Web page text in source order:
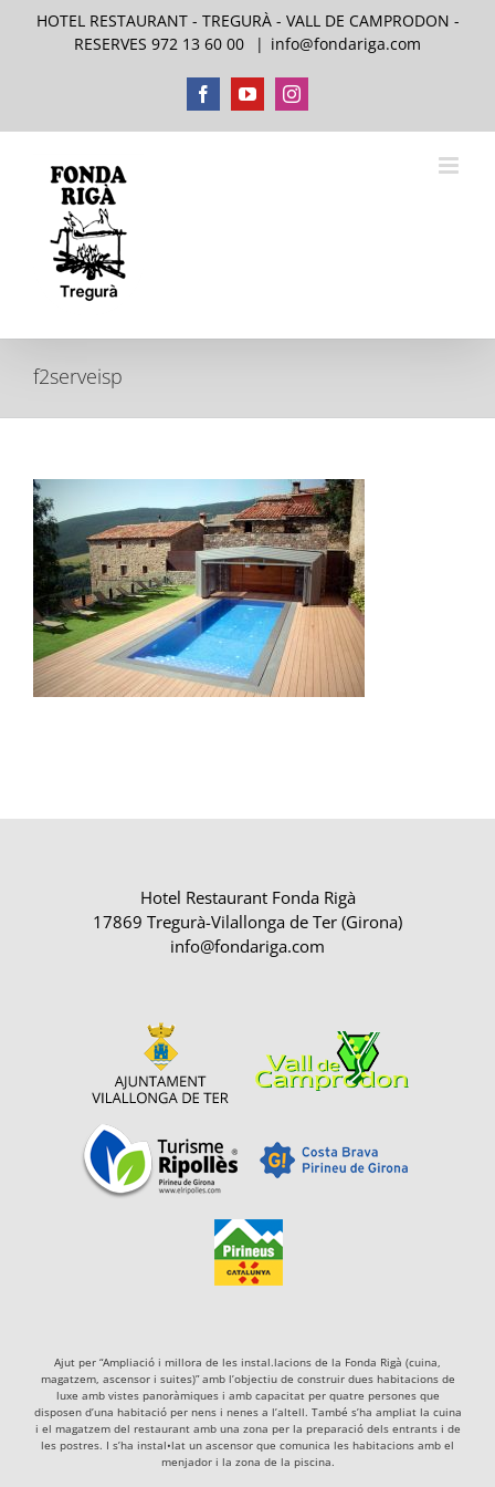
HOTEL RESTAURANT - TREGURÀ - VALL DE CAMPRODON -
RESERVES 972 13 60 00
| info@fondariga.com
FacebookYouTubeInstagram
f2serveisp
Hotel Restaurant Fonda Rigà
17869 Tregurà-Vilallonga de Ter (Girona)
info@fondariga.com
Ajut per “Ampliació i millora de les instal.lacions de la Fonda Rigà (cuina,
magatzem, ascensor i suites)” amb l’objectiu de construir dues habitacions de
luxe amb vistes panoràmiques i amb capacitat per quatre persones que
disposen d’una habitació per nens i nenes a l’altell. També s’ha ampliat la cuina
i el magatzem del restaurant amb una zona per la preparació dels entrants i de
les postres. I s’ha instal•lat un ascensor que comunica les habitacions amb el
menjador i la zona de la piscina.